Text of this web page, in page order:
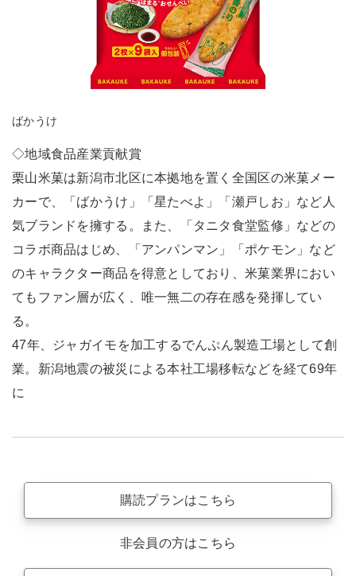
ばかうけ
◇地域食品産業貢献賞
栗山米菓は新潟市北区に本拠地を置く全国区の米菓メー
カーで、「ばかうけ」「星たべよ」「瀬戸しお」など人
気ブランドを擁する。また、「タニタ食堂監修」などの
コラボ商品はじめ、「アンパンマン」「ポケモン」など
のキャラクター商品を得意としており、米菓業界におい
てもファン層が広く、唯一無二の存在感を発揮してい
る。
47年、ジャガイモを加工するでんぷん製造工場として創
業。新潟地震の被災による本社工場移転などを経て69年
に
購読プランはこちら
非会員の方はこちら